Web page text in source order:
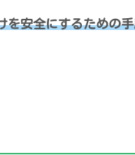
を安全にするための